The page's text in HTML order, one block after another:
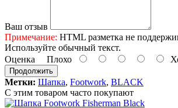
Ваш отзыв
Примечание: HTML разметка не
Используйте обычный текст.
Оценка Плохо
Продолжить
Метки: Шапка, Footwork, BLACK
С этим товаром часто покупают